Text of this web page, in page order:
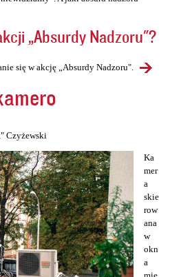
„Absurdy Nadzoru"?
się w akcję „Absurdy Nadzoru".
Czyżewski
Ka
mer
a
skie
row
ana
w
okn
a